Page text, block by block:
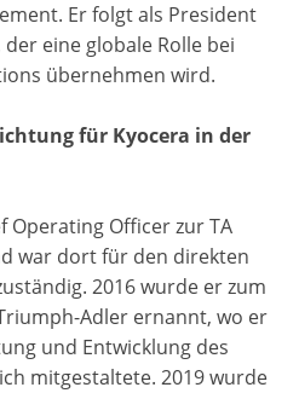
Er folgt als President
eine globale Rolle bei
übernehmen wird.
für Kyocera in der
Operating Officer zur TA
war dort für den direkten
2016 wurde er zum
Adler ernannt, wo er
und Entwicklung des
mitgestaltete. 2019 wurde